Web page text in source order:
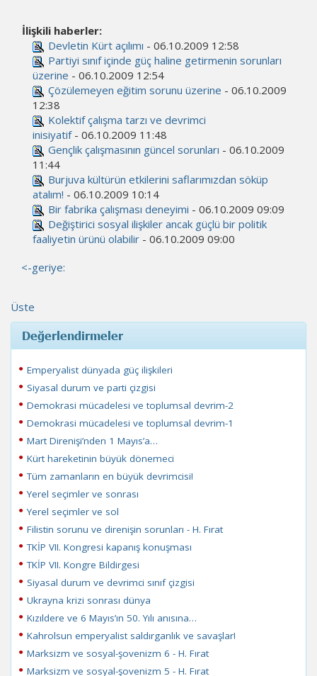
İlişkili haberler:
Devletin Kürt açılımı - 06.10.2009 12:58
Partiyi sınıf içinde güç haline getirmenin sorunları
üzerine - 06.10.2009 12:54
Çözülemeyen eğitim sorunu üzerine - 06.10.2009
12:38
Kolektif çalışma tarzı ve devrimci
inisiyatif- 06.10.2009 11:48
Gençlik çalışmasının güncel sorunları - 06.10.2009
11:44
Burjuva kültürün etkilerini saflarımızdan söküp
atalım! - 06.10.2009 10:14
Bir fabrika çalışması deneyimi - 06.10.2009 09:09
Değiştirici sosyal ilişkiler ancak güçlü bir politik
faaliyetin ürünü olabilir - 06.10.2009 09:00
<-geriye:
Üste
Değerlendirmeler
Emperyalist dünyada güç ilişkileri
Siyasal durum ve parti çizgisi
Demokrasi mücadelesi ve toplumsal devrim-2
Demokrasi mücadelesi ve toplumsal devrim-1
Mart Direnişi’nden 1 Mayıs’a…
Kürt hareketinin büyük dönemeci
Tüm zamanların en büyük devrimcisi!
Yerel seçimler ve sonrası
Yerel seçimler ve sol
Filistin sorunu ve direnişin sorunları - H. Fırat
TKİP VII. Kongresi kapanış konuşması
TKİP VII. Kongre Bildirgesi
Siyasal durum ve devrimci sınıf çizgisi
Ukrayna krizi sonrası dünya
Kızıldere ve 6 Mayıs’ın 50. Yılı anısına…
Kahrolsun emperyalist saldırganlık ve savaşlar!
Marksizm ve sosyal-şovenizm 6 - H. Fırat
Marksizm ve sosyal-şovenizm 5 - H. Fırat